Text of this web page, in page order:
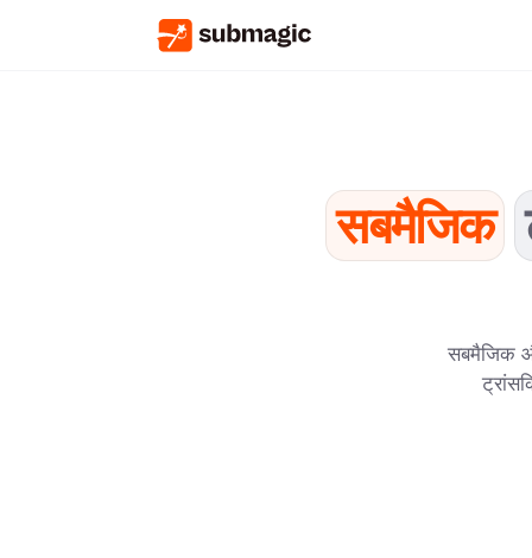
सबमैजिक
सबमैजिक